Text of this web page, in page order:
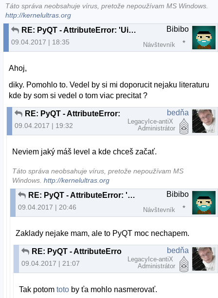
Táto správa neobsahuje vírus, pretože nepoužívam MS Windows.
http://kernelultras.org
RE: PyQT - AttributeError: 'Ui_Form' object has no attribute 'output_text'
09.04.2017 | 18:35
Bibibo
Návštevník
Ahoj,
diky. Pomohlo to. Vedel by si mi doporucit nejaku literaturu
kde by som si vedel o tom viac precitat ?
09.04.2017 | 19:32
bedňa
LegacyIce-antiX
Administrátor
Neviem jaký máš level a kde chceš začať.
Táto správa neobsahuje vírus, pretože nepoužívam MS
Windows.http://kernelultras.org
RE: PyQT - AttributeError: 'Ui_Form' object has no attribute 'output_text'
09.04.2017 | 20:46
Bibibo
Návštevník
Zaklady nejake mam, ale to PyQT moc nechapem.
09.04.2017 | 21:07
bedňa
LegacyIce-antiX
Administrátor
Tak potomtoto by ťa mohlo nasmerovať.